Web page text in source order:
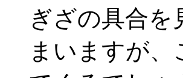
ぎざの具合を
まいますが